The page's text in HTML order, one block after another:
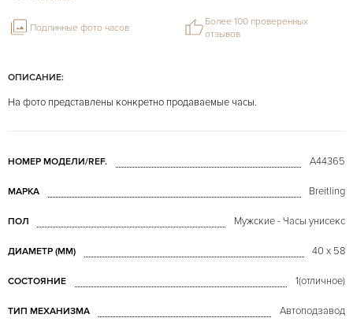
ОПИСАНИЕ:
На фото представлены конкретно продаваемые часы.
НОМЕР МОДЕЛИ/REF. A44365
МАРКА Breitling
ПОЛ Мужские - Часы унисекс
ДИАМЕТР (MM) 40 x 58
СОСТОЯНИЕ 1(отличное)
ТИП МЕХАНИЗМА Автоподзавод
Подлинные фото часов
Более 100 проверенных
отзывов